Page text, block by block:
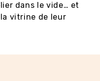
dans le vide… et
vitrine de leur